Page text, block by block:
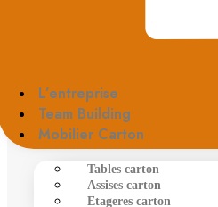
L’entreprise
Team Building
Mobilier Carton
Tables carton
Assises carton
Etageres carton